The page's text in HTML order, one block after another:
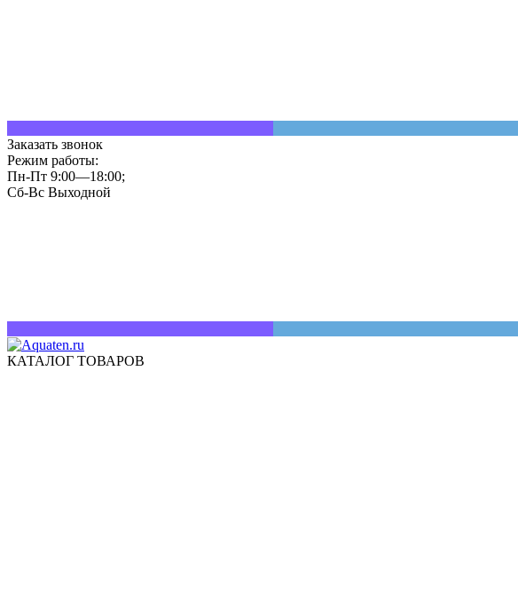
Заказать звонок
Режим работы:
Пн-Пт 9:00—18:00;
Сб-Вс Выходной
КАТАЛОГ ТОВАРОВ